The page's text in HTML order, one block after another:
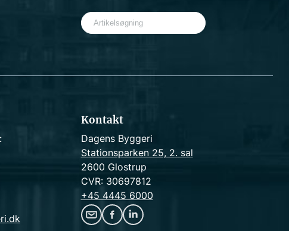
S
e
c
Kontakt
Dagens Byggeri
Stationsparken 25, 2. sal
2600 Glostrup
CVR: 30697812
+45 4445 6000